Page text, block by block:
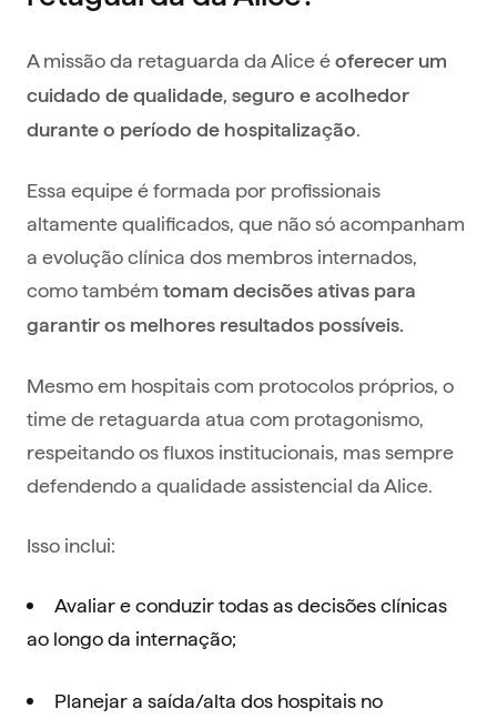
A missão da retaguarda da Alice é oferecer um
cuidado de qualidade, seguro e acolhedor
durante o período de hospitalização.
Essa equipe é formada por profissionais
altamente qualificados, que não só acompanham
a evolução clínica dos membros internados,
como também tomam decisões ativas para
garantir os melhores resultados possíveis.
Mesmo em hospitais com protocolos próprios, o
time de retaguarda atua com protagonismo,
respeitando os fluxos institucionais, mas sempre
defendendo a qualidade assistencial da Alice.
Isso inclui:
Avaliar e conduzir todas as decisões clínicas
ao longo da internação;
Planejar a saída/alta dos hospitais no